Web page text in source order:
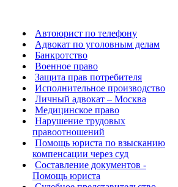
Автоюрист по телефону
Адвокат по уголовным делам
Банкротство
Военное право
Защита прав потребителя
Исполнительное производство
Личный адвокат – Москва
Медицинское право
Нарушение трудовых
правоотношений
Помощь юриста по взысканию
компенсации через суд
Составление документов -
Помощь юриста